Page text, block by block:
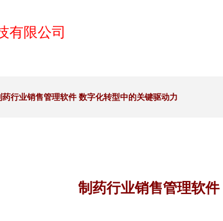
有限公司
药行业销售管理软件 数字化转型中的关键驱动力
制药行业销售管理软